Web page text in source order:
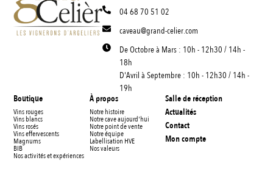
04 68 70 51 02
caveau@grand-celier.com
De Octobre à Mars : 10h - 12h30 / 14h -
18h
D'Avril à Septembre : 10h - 12h30 / 14h -
19h
Boutique
Vins rouges
Vins blancs
Vins rosés
Vins effervescents
Magnums
BIB
Nos activités et expériences
À propos
Notre histoire
Notre cave aujourd'hui
Notre point de vente
Notre équipe
Labellisation HVE
Nos valeurs
Salle de réception
Actualités
Contact
Mon compte